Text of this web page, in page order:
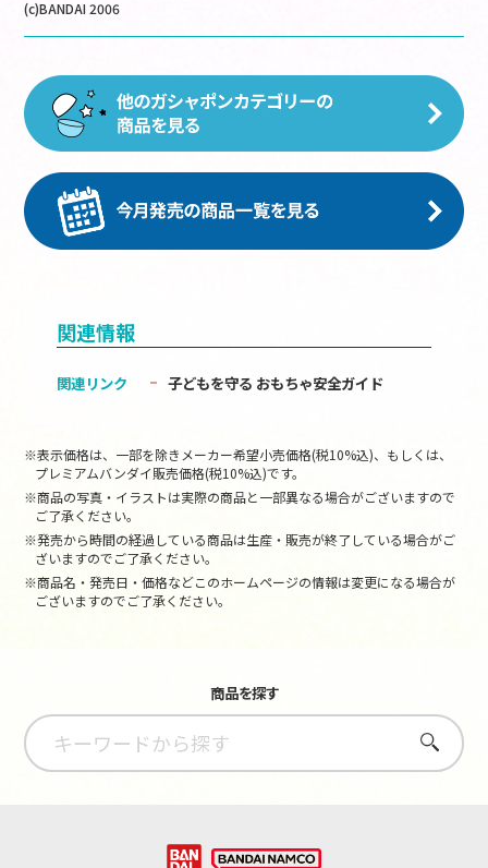
(c)BANDAI 2006
関連情報
関連リンク 子どもを守る おもちゃ安全ガイド
※表示価格は、一部を除きメーカー希望小売価格(税10%込)、もしくは、
プレミアムバンダイ販売価格(税10%込)です。
※商品の写真・イラストは実際の商品と一部異なる場合がございますので
ご了承ください。
※発売から時間の経過している商品は生産・販売が終了している場合がご
ざいますのでご了承ください。
※商品名・発売日・価格などこのホームページの情報は変更になる場合が
ございますのでご了承ください。
商品を探す
さがす